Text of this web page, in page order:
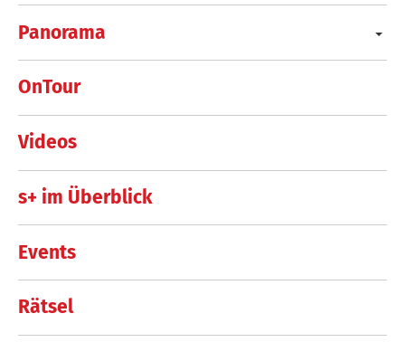
Panorama
OnTour
Videos
s+ im Überblick
Events
Rätsel